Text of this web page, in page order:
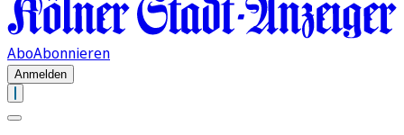
AboAbonnieren
Anmelden